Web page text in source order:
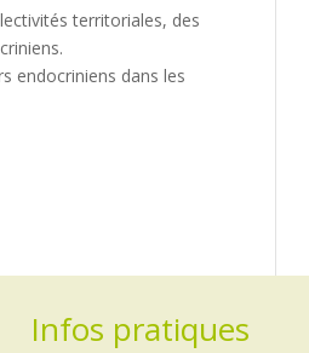
territoriales, des
endocriniens dans les
Infos pratiques